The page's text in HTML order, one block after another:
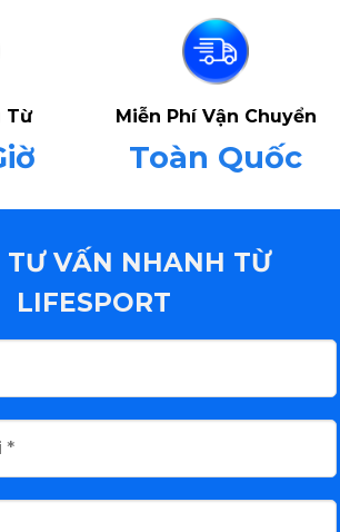
Từ Miễn Phí Vận Chuyển
Toàn Quốc
TƯ VẤN NHANH TỪ
LIFESPORT